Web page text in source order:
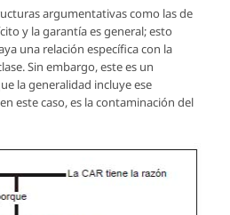
argumentativas como las de
y la garantía es general; esto
una relación específica con la
Sin embargo, este es un
la generalidad incluye ese
este caso, es la contaminación del